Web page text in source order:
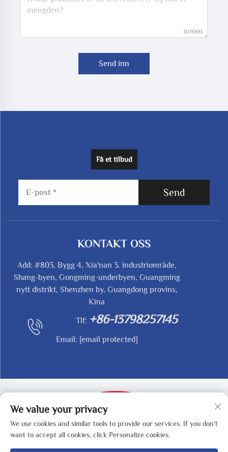
0/1000
Send inn
Få et tilbud
Send
KONTAKT OSS
Add: #803, Bygg 4, Xia'nan 3. industriområde,
Shang-byen, Gongming-underbyen, Guangming
nytt distrikt, Shenzhen by, Guangdong provins,
Kina
Tlf: +86-13798257145
Email: [email protected]
Opphavsrett © 2025 av SHENZHEN REDY-MED
TECHNOLOGY CO.,LTD - Personvernpolicy
We value your privacy
We use cookies and similar tools to provide our services. If you don't
want to accept all cookies, click Personalize cookies.